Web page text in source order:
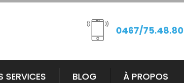
0467/75.48.80
SERVICES BLOG À PROPOS